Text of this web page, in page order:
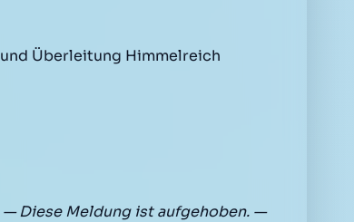
und Überleitung Himmelreich
— Diese Meldung ist aufgehoben. —